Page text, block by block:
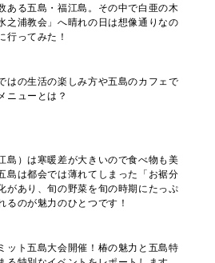
ある五島・福江島。その中で白亜の木
之浦教会」へ晴れの日は想像通りなの
行ってみた！
はの生活の楽しみ方や五島のカフェで
ニューとは？
島）は寒暖差が大きいので食べ物も美
島は都会では薄れてしまった「お裾分
があり、旬の野菜を旬の時期にたっぷ
るのが魅力のひとつです！
ット五島大会開催！椿の魅力と五島特